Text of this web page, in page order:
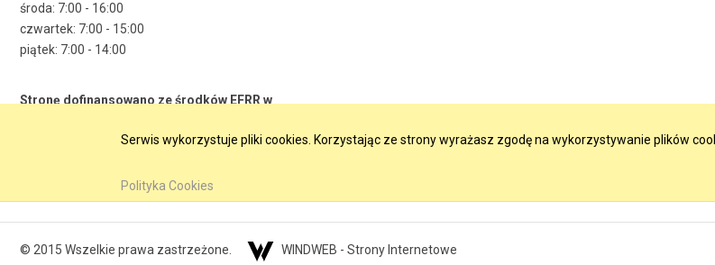
środa: 7:00 - 16:00
czwartek: 7:00 - 15:00
piątek: 7:00 - 14:00
Stronę dofinansowano ze środków EFRR w
© 2015 Wszelkie prawa zastrzeżone. WINDWEB - Strony Internetowe
Serwis wykorzystuje pliki cookies. Korzystając ze strony wyrażasz zgodę na wykorzystywanie plików
Polityka Cookies